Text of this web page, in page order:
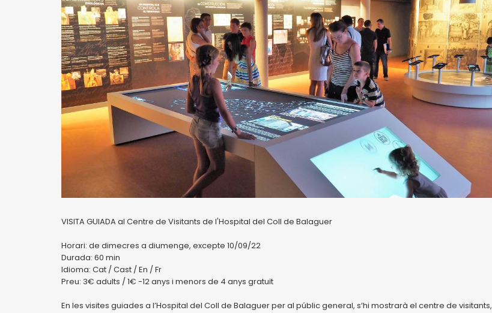
VISITA GUIADA al Centre de Visitants de l'Hospital del Coll de Balaguer
Horari: de dimecres a diumenge, excepte 10/09/22
Durada: 60 min
Idioma: Cat / Cast / En / Fr
Preu: 3€ adults / 1€ -12 anys i menors de 4 anys gratuït
En les visites guiades a l’Hospital del Coll de Balaguer per al públic general, s’hi mostrarà el centre de visitants,